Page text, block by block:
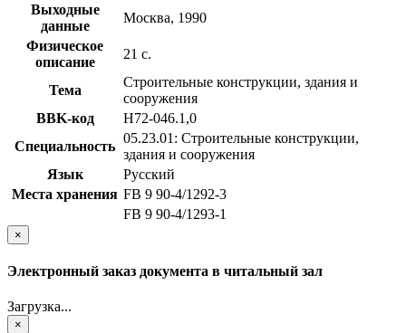
Выходные
данные
Москва, 1990
Физическое
описание
21 с.
Тема
Строительные конструкции, здания и
сооружения
BBK-код
Н72-046.1,0
Специальность
05.23.01: Строительные конструкции,
здания и сооружения
Язык
Русский
Места хранения FB 9 90-4/1292-3
FB 9 90-4/1293-1
×
Электронный заказ документа в читальный зал
Загрузка...
×